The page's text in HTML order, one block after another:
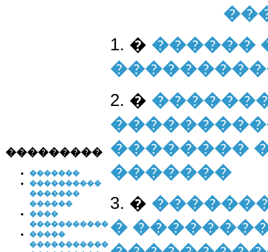
���������
�������
����������
�������
������
����
�����������
�����
�����������
1. � ������
2. �
��������
�������
3. �
�